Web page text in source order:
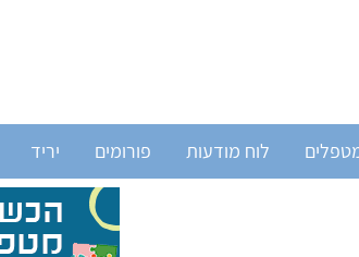
לוח מודעות פורומים יריד